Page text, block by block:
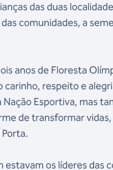
das duas
comunidades, a
anos de Floresta
respeito e
Esportiva, mas
de transformar
Porta.
os líderes das